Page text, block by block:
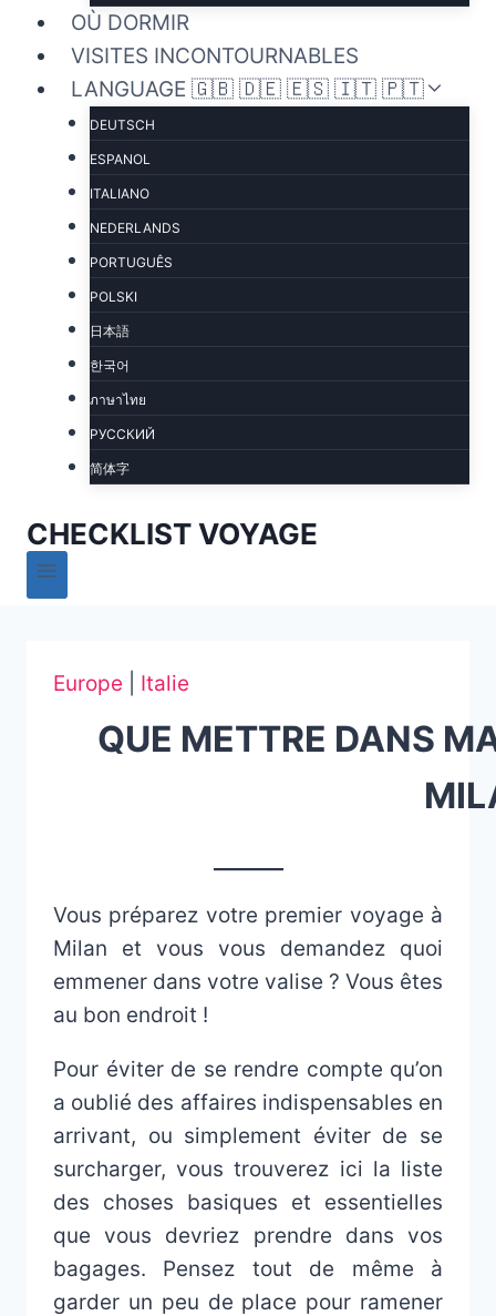
OÙ DORMIR
VISITES INCONTOURNABLES
LANGUAGE 🇬🇧 🇩🇪 🇪🇸 🇮🇹 🇵🇹
DEUTSCH
ESPANOL
ITALIANO
NEDERLANDS
PORTUGUÊS
POLSKI
日本語
한국어
ภาษาไทย
РУССКИЙ
简体字
CHECKLIST VOYAGE
Europe Italie
QUE METTRE DANS
Vous préparez votre premier voyage à
Milan et vous vous demandez quoi
emmener dans votre valise ? Vous êtes
au bon endroit !
Pour éviter de se rendre compte qu’on
a oublié des affaires indispensables en
arrivant, ou simplement éviter de se
surcharger, vous trouverez ici la liste
des choses basiques et essentielles
que vous devriez prendre dans vos
bagages. Pensez tout de même à
garder un peu de place pour ramener